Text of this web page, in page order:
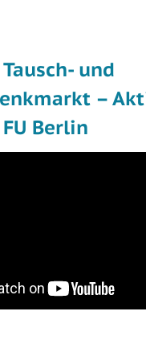
und
–
Berlin